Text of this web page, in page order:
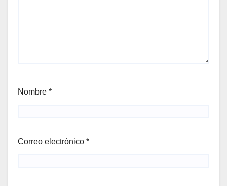
Nombre *
Correo electrónico *